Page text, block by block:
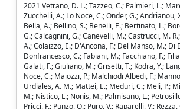
2021 Vetrano, D. L.; Tazzeo, C.; Palmieri, L.;
Zucchelli, A.; Lo Noce, C.; Onder, G.; Andrianou,
Bella, A.; Bellino, S.; Benelli, E.; Bertinato, L.;
G.; Calcagnini, G.; Canevelli, M.; Castrucci, M.
A.; Colaizzo, E.; D'Ancona, F.; Del Manso, M.; Di
Donfrancesco, C.; Fabiani, M.; Facchiano, F.;
Galati, F.; Giuliano, M.; Grisetti, T.; Kodra, Y.;
Noce, C.; Maiozzi, P.; Malchiodi Albedi, F.;
Urdiales, A. M.; Mattei, E.; Meduri, C.; Meli, P.;
M.; Nistico, L.; Nonis, M.; Palmisano, L.;
Pricci, F.; Punzo, O.; Puro, V.; Raparelli, V.;